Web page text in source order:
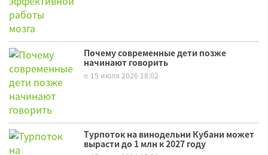
Почему современные дети позже
начинают говорить
15 июля 2026 18:02
Турпоток на винодельни Кубани может
вырасти до 1 млн к 2027 году